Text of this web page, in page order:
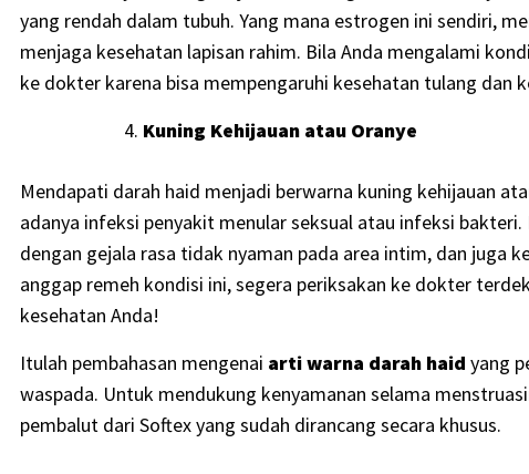
yang rendah dalam tubuh. Yang mana estrogen ini sendiri,
menjaga kesehatan lapisan rahim. Bila Anda mengalami
ke dokter karena bisa mempengaruhi kesehatan tulang dan
Kuning Kehijauan atau Oranye
Mendapati darah haid menjadi berwarna kuning kehijauan
adanya infeksi penyakit menular seksual atau infeksi
dengan gejala rasa tidak nyaman pada area intim, dan juga
anggap remeh kondisi ini, segera periksakan ke dokter
kesehatan Anda!
Itulah pembahasan mengenai arti warna darah haidyang
waspada. Untuk mendukung kenyamanan selama
pembalut dari Softex yang sudah dirancang secara khusus.